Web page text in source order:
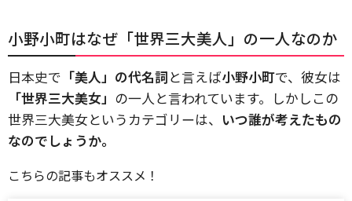
小野小町はなぜ「世界三大美人」の一人なのか
日本史で 「美人」の代名詞と言えば小野小町で、彼女は
「世界三大美女」 の一人と言われています。しかしこの
世界三大美女というカテゴリーは、 いつ誰が考えたもの
なのでしょうか。
こちらの記事もオススメ！